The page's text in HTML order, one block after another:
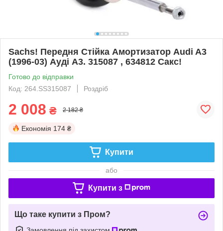
Sachs! Передня Стійка Амортизатор Audi A3
(1996-03) Ауді А3. 315087 , 634812 Сакс!
Готово до відправки
Код: 264.SS315087
Роздріб
2 008 ₴ 2 182 ₴
Економія 174 ₴
Купити
або
Купити з
Що таке купити з Пром?